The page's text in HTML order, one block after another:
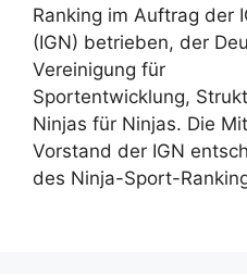
Ranking im Auftrag der
(IGN) betrieben, der
Vereinigung für
Sportentwicklung,
Ninjas für Ninjas. Die
Vorstand der IGN
des Ninja-Sport-